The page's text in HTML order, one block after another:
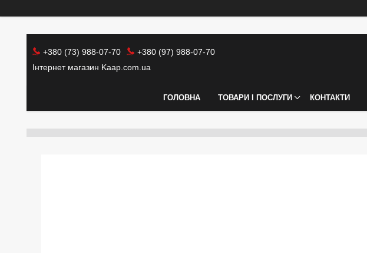
+380 (73) 988-07-70
+380 (97) 988-07-70
Інтернет магазин Kaap.com.ua
ГОЛОВНА ТОВАРИ І ПОСЛУГИ КОНТАКТИ